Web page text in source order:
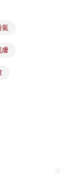
通過，訂單將自動取
本公司）所提供，讓
店將買賣／分期付款
氣
膚